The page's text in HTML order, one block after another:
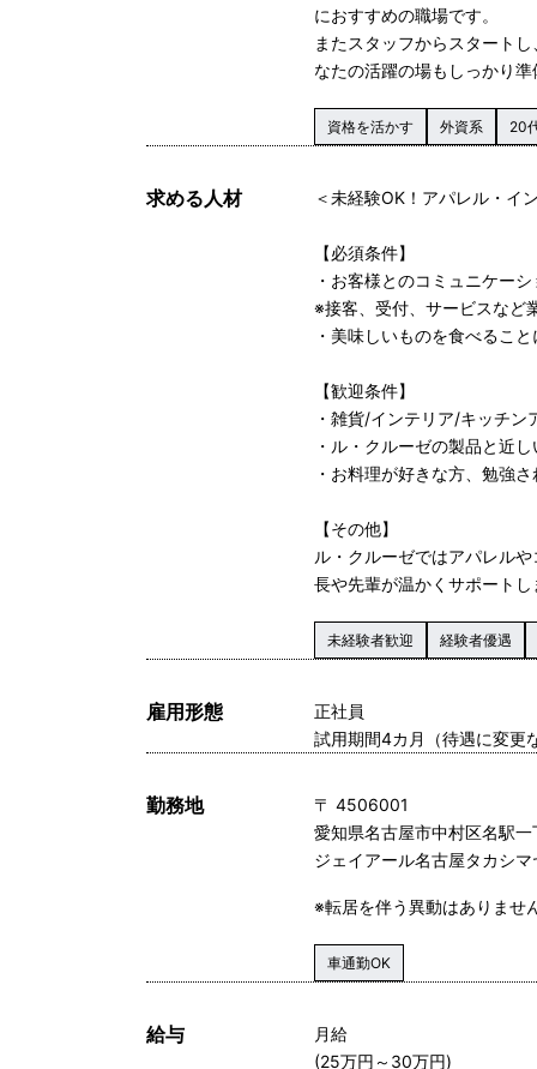
におすすめの職場です。
またスタッフからスタート
なたの活躍の場もしっかり
資格を活かす 外資系 20
求める人材 ＜未経験OK！アパレル・イ
【必須条件】
・お客様とのコミュニケー
※接客、受付、サービスなど
・美味しいものを食べるこ
【歓迎条件】
・雑貨/インテリア/キッチ
・ル・クルーゼの製品と近
・お料理が好きな方、勉強
【その他】
ル・クルーゼではアパレル
長や先輩が温かくサポート
未経験者歓迎 経験者優遇
雇用形態
正社員
試用期間4カ月（待遇に変更
勤務地
〒 4506001
愛知県名古屋市中村区名駅
ジェイアール名古屋タカシ
※転居を伴う異動はありませ
車通勤OK
給与
月給
(25万円～30万円)